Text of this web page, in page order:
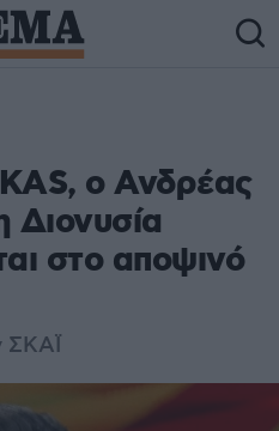
ο Ανδρέας
Διονυσία
στο αποψινό
ΣΚΑΪ